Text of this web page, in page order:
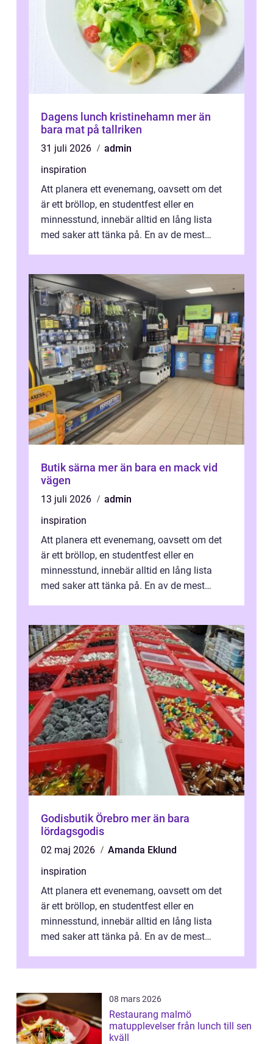
Dagens lunch kristinehamn mer än
bara mat på tallriken
31 juli 2026
admin
inspiration
Att planera ett evenemang, oavsett om det
är ett bröllop, en studentfest eller en
minnesstund, innebär alltid en lång lista
med saker att tänka på. En av de mest
Butik särna mer än bara en mack vid
vägen
13 juli 2026
admin
inspiration
Att planera ett evenemang, oavsett om det
är ett bröllop, en studentfest eller en
minnesstund, innebär alltid en lång lista
med saker att tänka på. En av de mest
Godisbutik Örebro mer än bara
lördagsgodis
02 maj 2026
Amanda Eklund
inspiration
Att planera ett evenemang, oavsett om det
är ett bröllop, en studentfest eller en
minnesstund, innebär alltid en lång lista
med saker att tänka på. En av de mest
08 mars 2026
Restaurang malmö
matupplevelser från lunch till sen
kväll